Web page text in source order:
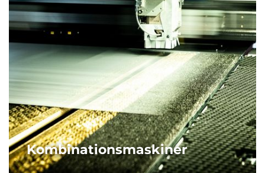
Kombinationsmaskiner
AMADA:s stans- / laserkombinationsmaskiner är den